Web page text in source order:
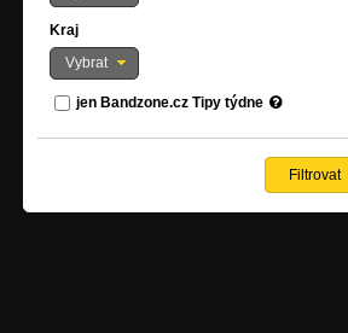
Kraj
Vybrat
jen Bandzone.cz Tipy týdne